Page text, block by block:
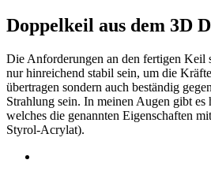
Doppelkeil aus dem 3D
Die Anforderungen an den fertigen Keil
nur hinreichend stabil sein, um die
übertragen sondern auch beständig
Strahlung sein. In meinen Augen gibt
welches die genannten Eigenschaften
Styrol-Acrylat).